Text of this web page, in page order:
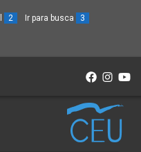
2 Ir para busca 3